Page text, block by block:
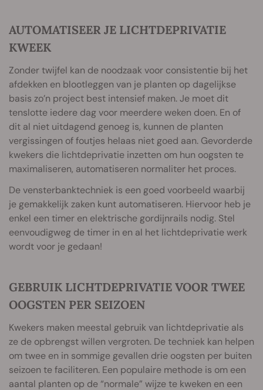
AUTOMATISEER JE LICHTDEPRIVATIE
KWEEK
Zonder twijfel kan de noodzaak voor consistentie bij het
afdekken en blootleggen van je planten op dagelijkse
basis zo’n project best intensief maken. Je moet dit
tenslotte iedere dag voor meerdere weken doen. En of
dit al niet uitdagend genoeg is, kunnen de planten
vergissingen of foutjes helaas niet goed aan. Gevorderde
kwekers die lichtdeprivatie inzetten om hun oogsten te
maximaliseren, automatiseren normaliter het proces.
De vensterbanktechniek is een goed voorbeeld waarbij
je gemakkelijk zaken kunt automatiseren. Hiervoor heb je
enkel een timer en elektrische gordijnrails nodig. Stel
eenvoudigweg de timer in en al het lichtdeprivatie werk
wordt voor je gedaan!
GEBRUIK LICHTDEPRIVATIE VOOR TWEE
OOGSTEN PER SEIZOEN
Kwekers maken meestal gebruik van lichtdeprivatie als
ze de opbrengst willen vergroten. De techniek kan helpen
om twee en in sommige gevallen drie oogsten per buiten
seizoen te faciliteren. Een populaire methode is om een
aantal planten op de “normale” wijze te kweken en een